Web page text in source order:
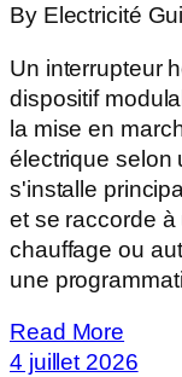
By Electricité
Un interrupteur
dispositif
la mise en
électrique selon
s'installe
et se raccorde
chauffage ou
une
Read More
4 juillet 2026